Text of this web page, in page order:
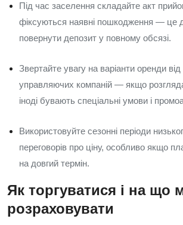
Під час заселення складайте акт
фіксуються наявні пошкодження — це
повернути депозит у повному обсязі.
Звертайте увагу на варіанти оренди від
управляючих компаній — якщо
іноді бувають спеціальні умови і
Використовуйте сезонні періоди
переговорів про ціну, особливо якщо
на довгий термін.
Як торгуватися і на що
розраховувати